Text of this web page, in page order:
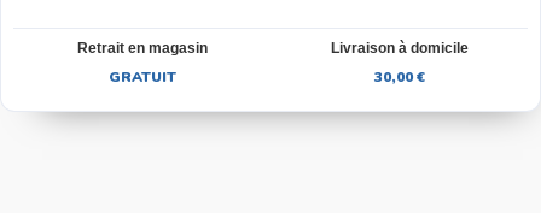
Retrait en magasin
GRATUIT
Livraison à domicile
30,00 €